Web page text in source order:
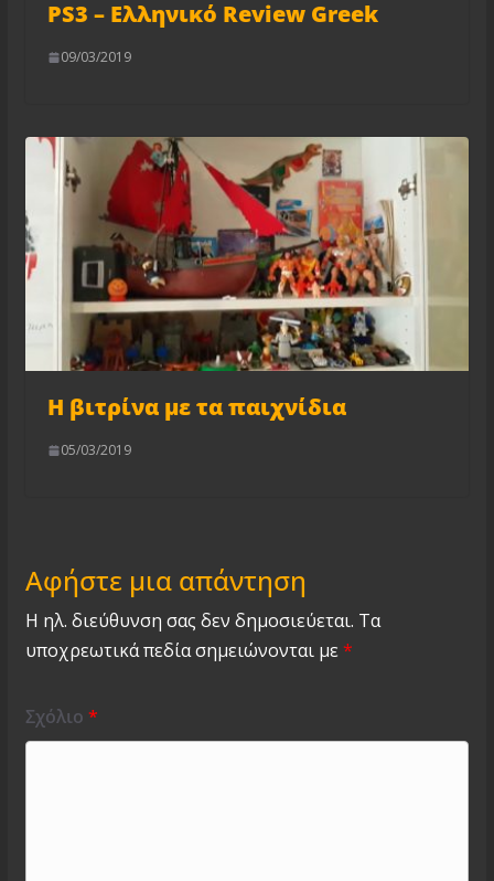
PS3 – Ελληνικό Review Greek
09/03/2019
Η βιτρίνα με τα παιχνίδια
05/03/2019
Αφήστε μια απάντηση
Η ηλ. διεύθυνση σας δεν δημοσιεύεται. Τα
υποχρεωτικά πεδία σημειώνονται με*
Σχόλιο *